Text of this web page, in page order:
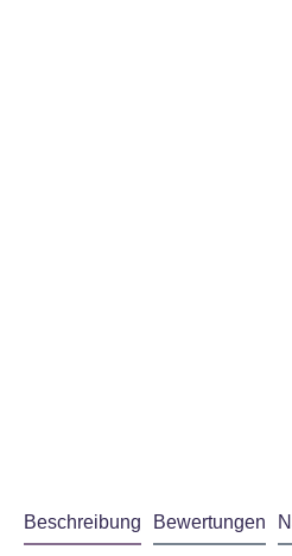
Beschreibung Bewertungen